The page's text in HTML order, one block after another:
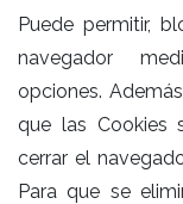
Puede permitir,
navegador
opciones.
que las Cookies
cerrar el
Para que se